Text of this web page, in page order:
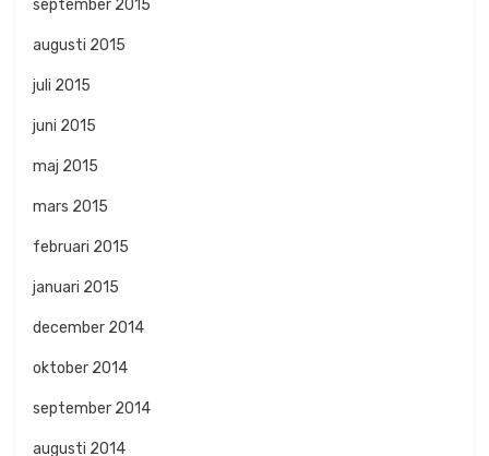
september 2015
augusti 2015
juli 2015
juni 2015
maj 2015
mars 2015
februari 2015
januari 2015
december 2014
oktober 2014
september 2014
augusti 2014